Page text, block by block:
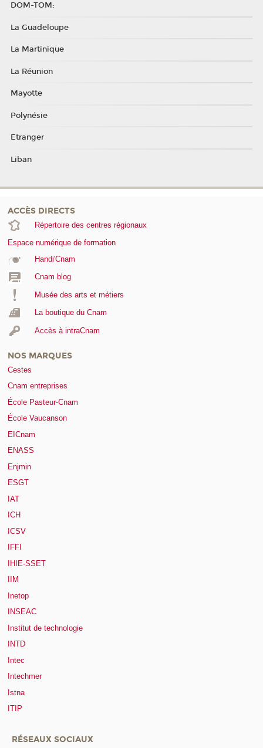
DOM-TOM:
La Guadeloupe
La Martinique
La Réunion
Mayotte
Polynésie
Etranger
Liban
ACCÈS DIRECTS
Répertoire des centres régionaux
Espace numérique de formation
Handi'Cnam
Cnam blog
Musée des arts et métiers
La boutique du Cnam
Accès à intraCnam
NOS MARQUES
Cestes
Cnam entreprises
École Pasteur-Cnam
École Vaucanson
EICnam
ENASS
Enjmin
ESGT
IAT
ICH
ICSV
IFFI
IHIE-SSET
IIM
Inetop
INSEAC
Institut de technologie
INTD
Intec
Intechmer
Istna
ITIP
RÉSEAUX SOCIAUX